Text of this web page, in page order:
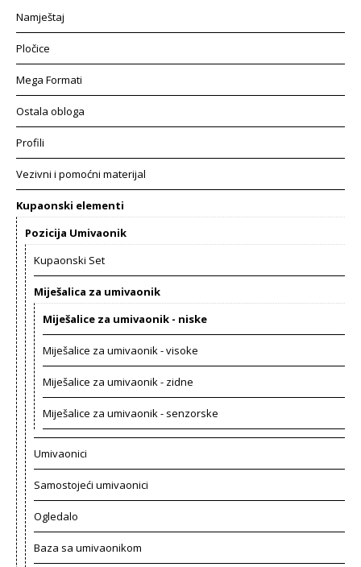
Namještaj
Pločice
Mega Formati
Ostala obloga
Profili
Vezivni i pomoćni materijal
Kupaonski elementi
Pozicija Umivaonik
Kupaonski Set
Miješalica za umivaonik
Miješalice za umivaonik - niske
Miješalice za umivaonik - visoke
Miješalice za umivaonik - zidne
Miješalice za umivaonik - senzorske
Umivaonici
Samostojeći umivaonici
Ogledalo
Baza sa umivaonikom